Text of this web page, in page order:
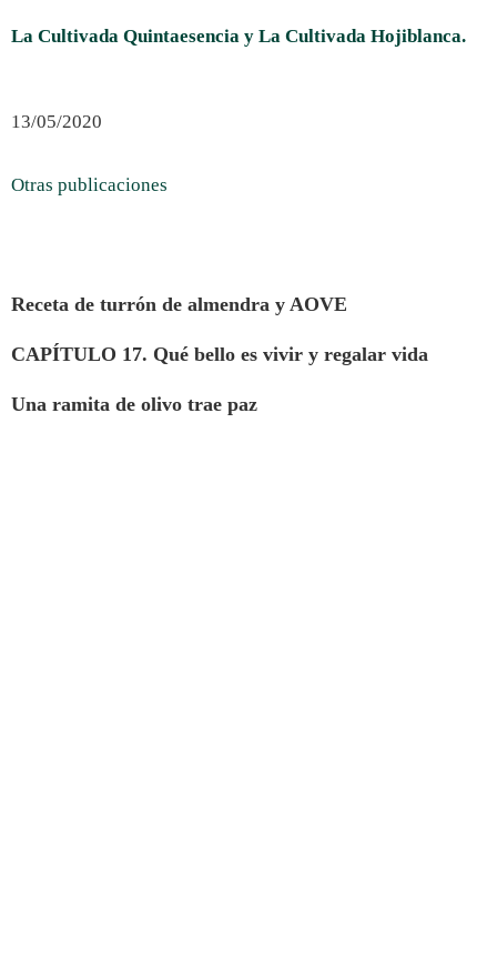
La Cultivada Quintaesencia y La Cultivada Hojiblanca.
13/05/2020
Otras publicaciones
Receta de turrón de almendra y AOVE
CAPÍTULO 17. Qué bello es vivir y regalar vida
Una ramita de olivo trae paz